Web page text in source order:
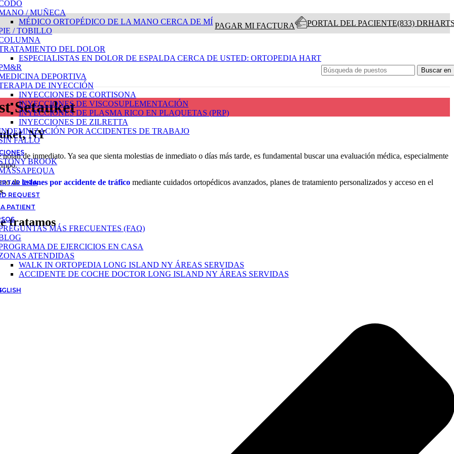
PAGAR MI FACTURA PORTAL DEL PACIENTE(833)
/ MUÑECA
MÉDICO ORTOPÉDICO DE LA MANO CERCA DE MÍ
/ TOBILLO
DEL DOLOR
ESPECIALISTAS EN DOLOR DE ESPALDA CERCA DE USTED: ORTOPEDIA HART
DEPORTIVA
DE INYECCIÓN
INYECCIONES DE CORTISONA
INYECCIONES DE VISCOSUPLEMENTACIÓN
INYECCIONES DE PLASMA RICO EN PLAQUETAS (PRP)
INYECCIONES DE ZILRETTA
POR ACCIDENTES DE TRABAJO
FALLO
BROOK
CITA
REQUEST
A PATIENT
MÁS FRECUENTES (FAQ)
DE EJERCICIOS EN CASA
ATENDIDAS
WALK IN ORTOPEDIA LONG ISLAND NY ÁREAS SERVIDAS
ACCIDENTE DE COCHE DOCTOR LONG ISLAND NY ÁREAS SERVIDAS
Buscar en
Setauket
NY
de inmediato. Ya sea que sienta molestias de inmediato o días más tarde, es fundamental buscar una evaluación médica, especialmente
de lesiones por accidente de tráfico mediante cuidados ortopédicos avanzados, planes de tratamiento personalizados y acceso en el
.
tratamos